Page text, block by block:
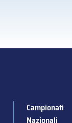
Campionati
Nazionali